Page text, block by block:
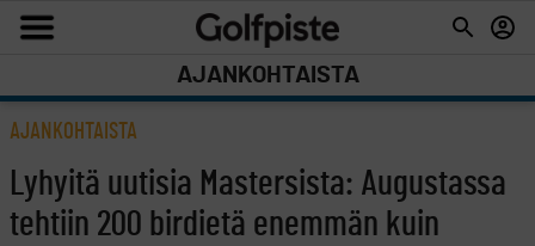
AJANKOHTAISTA
AJANKOHTAISTA
Lyhyitä uutisia Mastersista: Augustassa
tehtiin 200 birdietä enemmän kuin